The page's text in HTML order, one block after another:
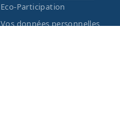
Eco-Participation
Vos données personnelles